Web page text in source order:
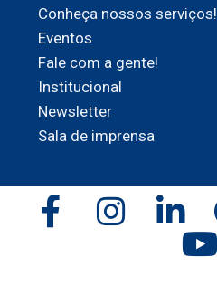
Conheça nossos serviços!
Eventos
Fale com a gente!
Institucional
Newsletter
Sala de imprensa